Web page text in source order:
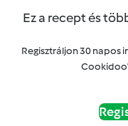
Ez a recept és
Regisztráljon 30 napos